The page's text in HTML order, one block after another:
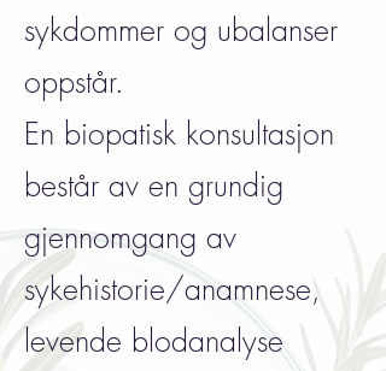
sykdommer og ubalanser
oppstår.
En biopatisk konsultasjon
består av en grundig
gjennomgang av
sykehistorie/anamnese,
levende blodanalyse